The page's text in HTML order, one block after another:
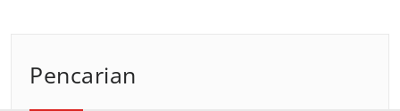
Pencarian